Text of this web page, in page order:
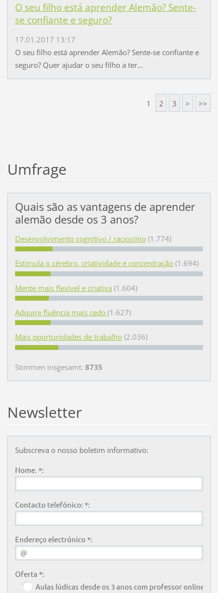
O seu filho está aprender Alemão? Sente-
se confiante e seguro?
17.01.2017 13:17
O seu filho está aprender Alemão? Sente-se confiante e
seguro? Quer ajudar o seu filho a ter...
1 2 3 > >>
Umfrage
Quais são as vantagens de aprender
alemão desde os 3 anos?
Desenvolvimento cognitivo / raciocínio (1.774)
Estimula o cérebro, criatividade e concentração (1.694)
Mente mais flexível e criativa (1.604)
Adquire fluência mais cedo (1.627)
Mais oportunidades de trabalho (2.036)
Stimmen insgesamt: 8735
Newsletter
Subscreva o nosso boletim informativo:
Nome. *:
Contacto telefónico: *:
Endereço electrónico *:
Oferta *:
Aulas lúdicas desde os 3 anos com professor online